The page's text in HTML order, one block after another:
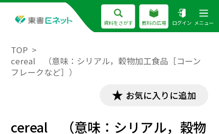
資料をさがす 教科の広場 ログイン メニュー
TOP
cereal （意味：シリアル，穀物加工食品［コーン
フレークなど］）
お気に入りに追加
cereal （意味：シリアル，穀物